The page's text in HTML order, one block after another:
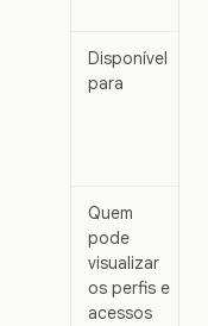
Disponível
para
Quem
pode
visualizar
os perfis e
acessos